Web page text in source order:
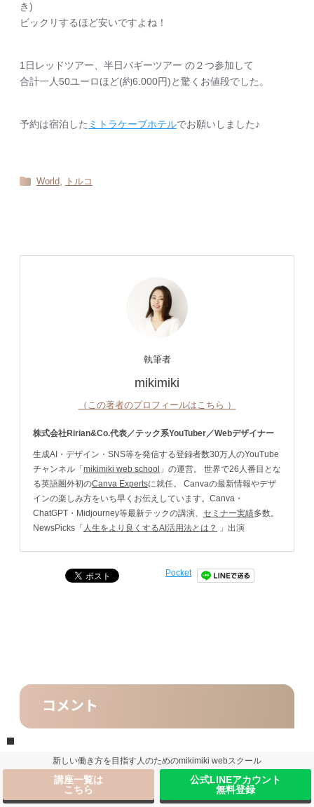
き)
ビックリするほど安いですよね！
1日レッドツアー、半日バギーツアー の２つ参加して
合計一人50ユーロほど(約6.000円)と驚くお値段でした。
予約は宿泊した ミトラケーブホテルでお願いしました♪
World トルコ
執筆者
mikimiki
（この著者のプロフィールはこちら ）
株式会社Ririan&Co.代表／テック系YouTuber／Webデザイナー
生成AI・デザイン・SNS等を発信する登録者数30万人のYouTube
チャンネル「 mikimiki web school 」の運営。 世界で26人番目とな
る英語圏外初のCanva Expertsに就任。 Canvaの最新情報やデザ
インの楽しみ方をいち早くお伝えしています。Canva・
ChatGPT・Midjourney等最新テックの講演、 セミナー実績多数。
NewsPicks「 人生をより良くするAI活用法とは？ 」出演
Pocket
コメント
新しい働き方を目指す人のためのmikimiki webスクール
講座一覧は
こちら
公式LINEアカウント
無料登録